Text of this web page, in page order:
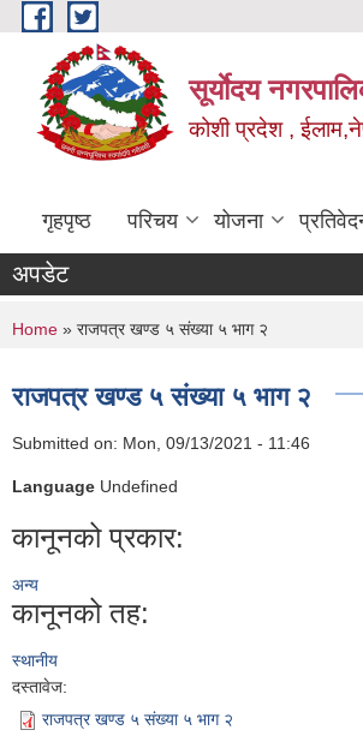
Skip to main content
सूर्याेदय
कोशी प्रदेश ,
गृहपृष्ठ परिचय योजना
अपडेट
You are here
Home » राजपत्र खण्ड ५ संख्या ५ भाग २
राजपत्र खण्ड ५ संख्या ५ भाग २
Submitted on: Mon, 09/13/2021 - 11:46
Language Undefined
कानूनको प्रकार:
अन्य
कानूनको तह:
स्थानीय
दस्तावेज:
राजपत्र खण्ड ५ संख्या ५ भाग २